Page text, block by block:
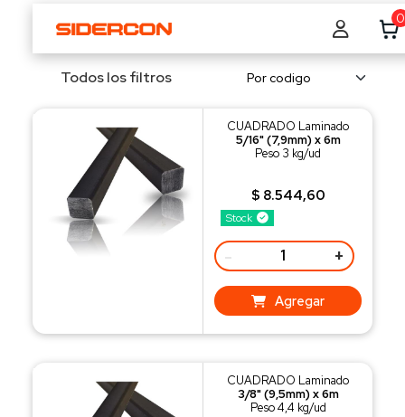
0
Todos los filtros
Stock
CUADRADO Laminado
5/16" (7,9mm) x 6m
Peso 3 kg/ud
$ 8.544,60
- +
Agregar
CUADRADO Laminado
3/8" (9,5mm) x 6m
Peso 4,4 kg/ud